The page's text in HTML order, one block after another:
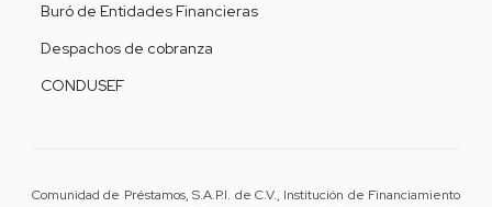
Buró de Entidades Financieras
Despachos de cobranza
CONDUSEF
Comunidad de Préstamos, S.A.P.I. de C.V., Institución de Financiamiento